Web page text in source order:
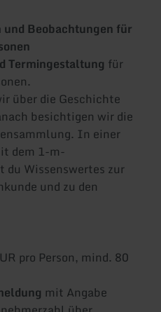
Beobachtungen für
Termingestaltung für
über die Geschichte
besichtigen wir die
In einer
dem 1-m-
du Wissenswertes zur
und zu den
pro Person, mind. 80
mit Angabe